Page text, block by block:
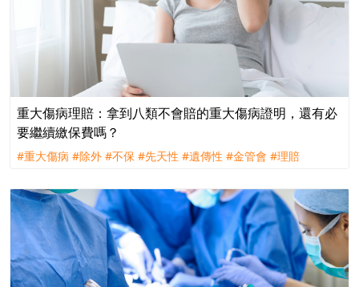
重大傷病理賠：拿到八類不會賠的重大傷病證明，還有必
要繼續繳保費嗎？
#重大傷病 #除外 #不保 #先天性 #遺傳性 #金管會 #理賠